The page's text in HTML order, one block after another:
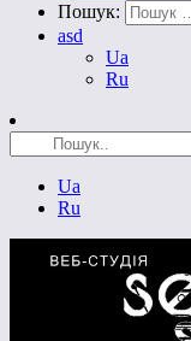
Пошук:
asd
Ua
Ru
Ua
Ru